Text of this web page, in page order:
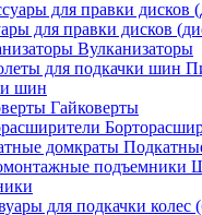
для правки дисков
Вулканизаторы
шин
Гайковерты